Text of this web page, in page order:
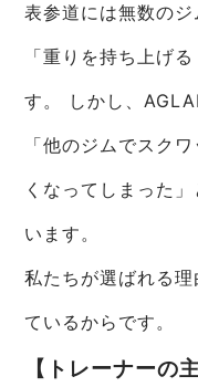
表参道には無数の
「重りを持ち上げ
す。 しかし、
「他のジムでスク
くなってしまった
います。
私たちが選ばれる
ているからです。
【トレーナーの